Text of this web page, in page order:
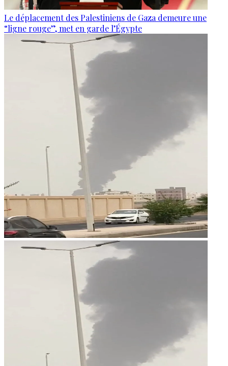
Le déplacement des Palestiniens de Gaza demeure une
“ligne rouge”, met en garde l’Égypte